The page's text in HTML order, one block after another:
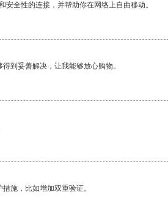
全性的连接，并帮助你在网络上自由移动。
到妥善解决，让我能够放心购物。
施，比如增加双重验证。